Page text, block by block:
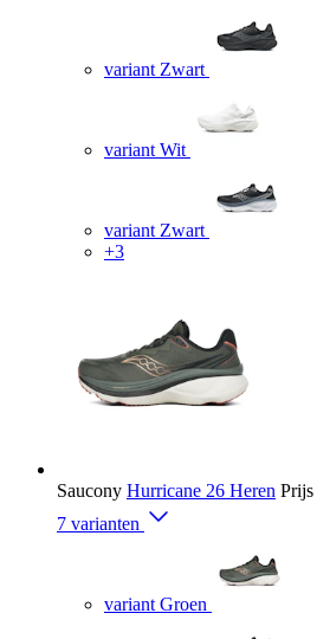
variant Zwart
variant Wit
variant Zwart
+3
Saucony Hurricane 26 Heren Prijs
7 varianten
variant Groen